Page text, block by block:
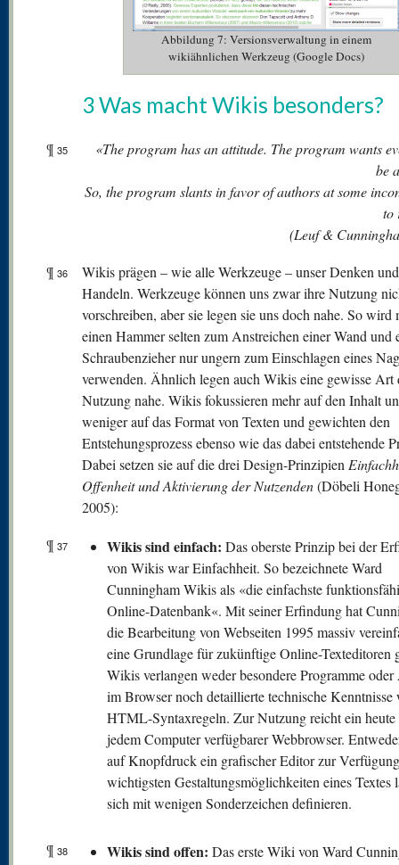
Abbildung 7: Versionsverwaltung in einem
wikiähnlichen Werkzeug (Google Docs)
3 Was macht Wikis besonders?
¶ 35
«The program has an attitude. The program wants
be
So, the program slants in favor of authors at some
to
(Leuf &
¶ 36
Wikis prägen – wie alle Werkzeuge – unser Denken und
Handeln. Werkzeuge können uns zwar ihre Nutzung
vorschreiben, aber sie legen sie uns doch nahe. So wird
einen Hammer selten zum Anstreichen einer Wand und
Schraubenzieher nur ungern zum Einschlagen eines
verwenden. Ähnlich legen auch Wikis eine gewisse Art
Nutzung nahe. Wikis fokussieren mehr auf den Inhalt
weniger auf das Format von Texten und gewichten den
Entstehungsprozess ebenso wie das dabei entstehende
Dabei setzen sie auf die drei Design-Prinzipien
Offenheit und Aktivierung der Nutzenden(Döbeli
2005):
¶ 37 Wikis sind einfach: Das oberste Prinzip bei der
von Wikis war Einfachheit. So bezeichnete Ward
Cunningham Wikis als «die einfachste
Online-Datenbank«. Mit seiner Erfindung hat
die Bearbeitung von Webseiten 1995 massiv
eine Grundlage für zukünftige Online-Texteditoren
Wikis verlangen weder besondere Programme
im Browser noch detaillierte technische
HTML-Syntaxregeln. Zur Nutzung reicht ein heute
jedem Computer verfügbarer Webbrowser.
auf Knopfdruck ein grafischer Editor zur
wichtigsten Gestaltungsmöglichkeiten eines Textes
sich mit wenigen Sonderzeichen definieren.
¶ 38 Wikis sind offen: Das erste Wiki von Ward